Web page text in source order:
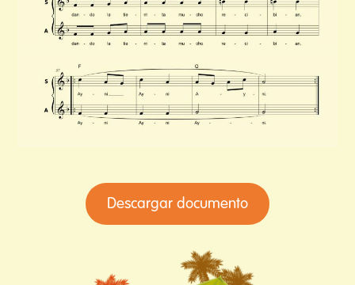
Descargar documento